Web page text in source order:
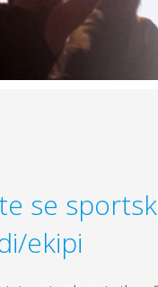
se
ekipi